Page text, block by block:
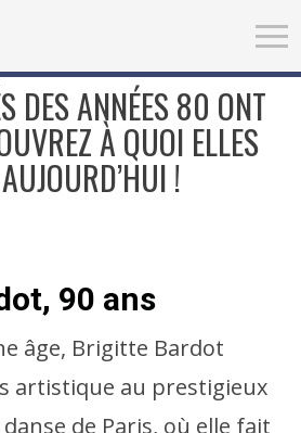
DES ANNÉES 80 ONT
À QUOI ELLES
!
90 ans
âge, Brigitte Bardot
artistique au prestigieux
de Paris, où elle fait